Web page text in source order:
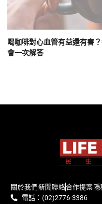
喝咖啡對心血管有益還有害
會一次解答
關於我們新聞聯絡合作提案
電話：(02)2776-3386